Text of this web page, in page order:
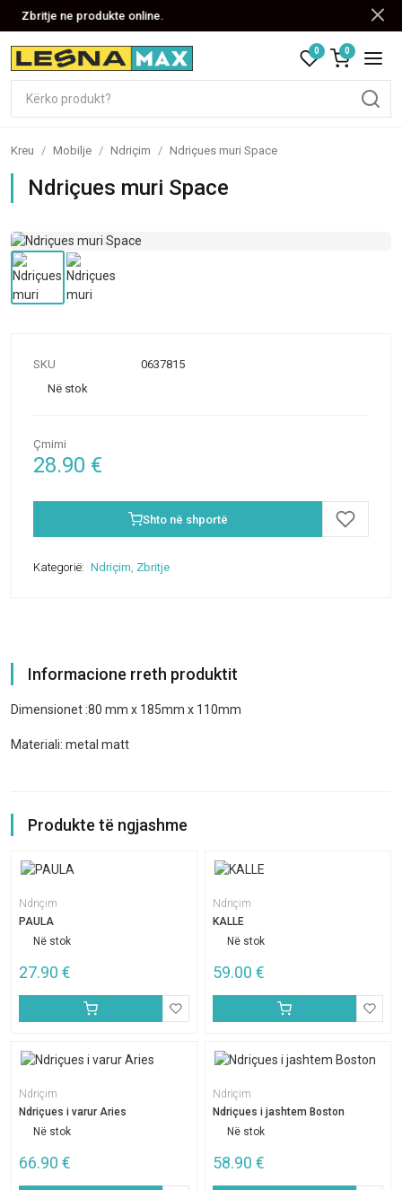
Zbritje ne produkte online.
0 0
Kreu / Mobilje / Ndriçim / Ndriçues muri Space
Ndriçues muri Space
SKU
0637815
Në stok
Çmimi
28.90 €
Shto në shportë
Kategorië: Ndriçim, Zbritje
Informacione rreth produktit
Dimensionet :80 mm x 185mm x 110mm
Materiali: metal matt
Produkte të ngjashme
Ndriçim
PAULA
Në stok
27.90 €
Ndriçim
KALLE
Në stok
59.00 €
Ndriçim
Ndriçues i varur Aries
Në stok
66.90 €
Ndriçim
Ndriçues i jashtem Boston
Në stok
58.90 €